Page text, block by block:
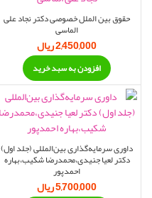
حقوق بین الملل خصوصی دکتر نجاد علی
الماسی
2,450,000ریال
افزودن به سبد خرید
داوری سرمایه‌گذاری بین‌المللی (جلد اول)
دکتر لعیا جنیدی،محمدرضا شکیب،بهاره
احمدپور
5,700,000ریال